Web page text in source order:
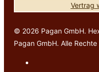
Vertrag
© 2026 Pagan GmbH.
Pagan GmbH. Alle